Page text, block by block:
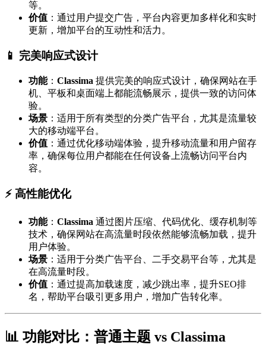
等。
价值 ：通过用户提交广告，平台内容更加多样化和实时
更新，增加平台的互动性和活力。
📱 完美响应式设计
功能： Classima 提供完美的响应式设计，确保网站在手
机、平板和桌面端上都能流畅展示，提供一致的访问体
验。
场景 ：适用于所有类型的分类广告平台，尤其是流量较
大的移动端平台。
价值 ：通过优化移动端体验，提升移动流量和用户留存
率，确保每位用户都能在任何设备上流畅访问平台内
容。
⚡ 高性能优化
功能： Classima 通过图片压缩、代码优化、缓存机制等
技术，确保网站在高流量时段依然能够流畅加载，提升
用户体验。
场景 ：适用于分类广告平台、二手交易平台等，尤其是
在高流量时段。
价值 ：通过提高加载速度，减少跳出率，提升SEO排
名，帮助平台吸引更多用户，增加广告转化率。
📊 功能对比：普通主题 vs Classima